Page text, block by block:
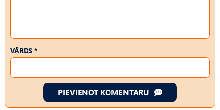
VĀRDS *
PIEVIENOT KOMENTĀRU